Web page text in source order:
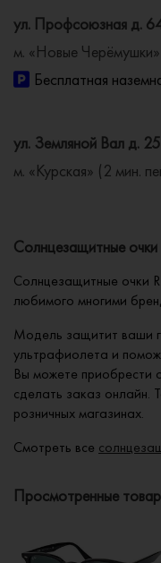
ул. Профсоюзная д.
м. «Новые
Бесплатная
ул. Земляной Вал д. 25
м. «Курская» (2 мин.
Солнцезащитные
Солнцезащитные очки
любимого многими
Модель защитит ваши
ультрафиолета и
Вы можете приобрести
сделать заказ онлайн.
розничных магазинах.
Смотреть все
Просмотренные